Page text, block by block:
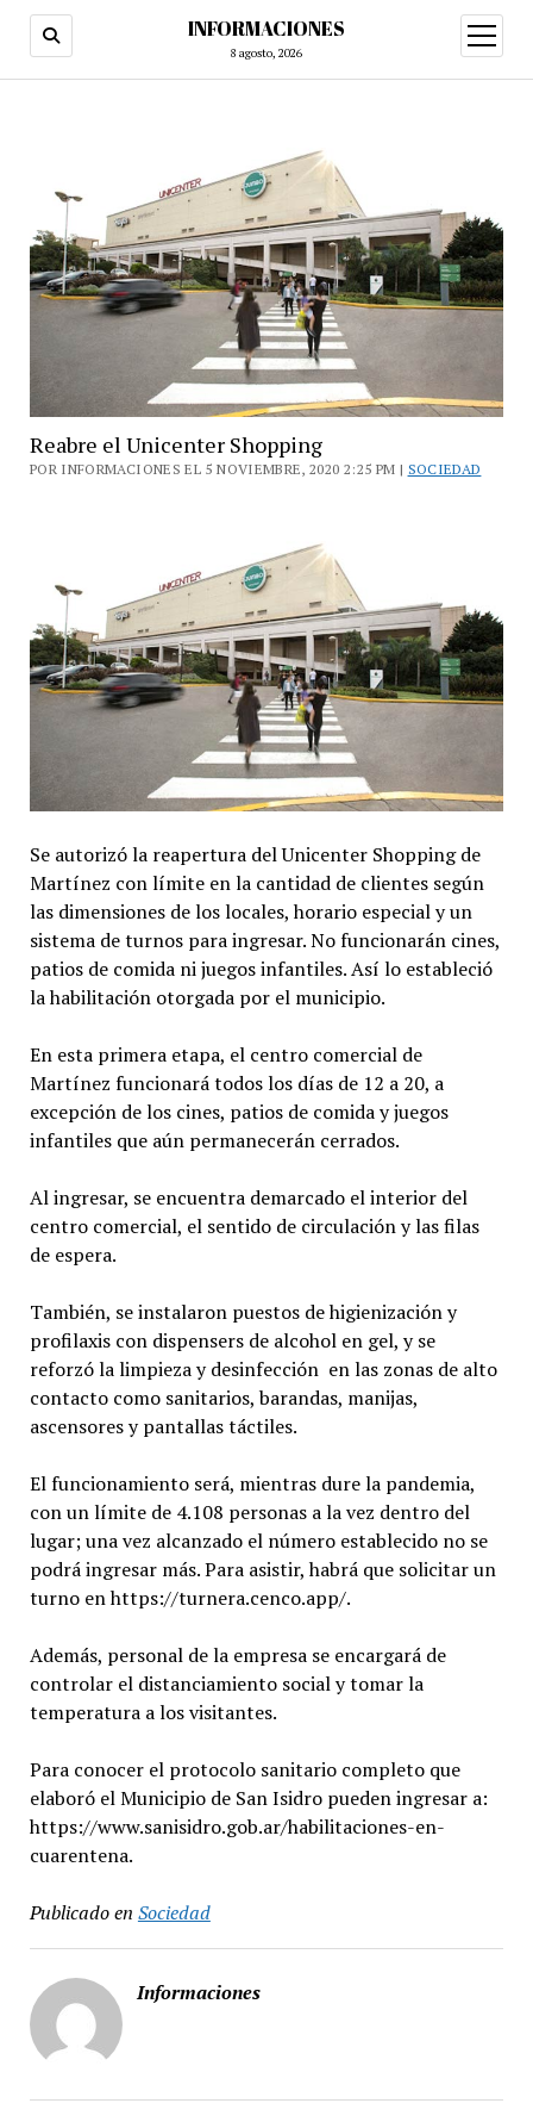
INFORMACIONES
8 agosto, 2026
abrir
menú
Reabre el Unicenter Shopping
POR INFORMACIONES EL 5 NOVIEMBRE, 2020 2:25 PM | SOCIEDAD
Se autorizó la reapertura del Unicenter Shopping de
Martínez con límite en la cantidad de clientes según
las dimensiones de los locales, horario especial y un
sistema de turnos para ingresar. No funcionarán cines,
patios de comida ni juegos infantiles. Así lo estableció
la habilitación otorgada por el municipio.
En esta primera etapa, el centro comercial de
Martínez funcionará todos los días de 12 a 20, a
excepción de los cines, patios de comida y juegos
infantiles que aún permanecerán cerrados.
Al ingresar, se encuentra demarcado el interior del
centro comercial, el sentido de circulación y las filas
de espera.
También, se instalaron puestos de higienización y
profilaxis con dispensers de alcohol en gel, y se
reforzó la limpieza y desinfección en las zonas de alto
contacto como sanitarios, barandas, manijas,
ascensores y pantallas táctiles.
El funcionamiento será, mientras dure la pandemia,
con un límite de 4.108 personas a la vez dentro del
lugar; una vez alcanzado el número establecido no se
podrá ingresar más. Para asistir, habrá que solicitar un
turno en https://turnera.cenco.app/.
Además, personal de la empresa se encargará de
controlar el distanciamiento social y tomar la
temperatura a los visitantes.
Para conocer el protocolo sanitario completo que
elaboró el Municipio de San Isidro pueden ingresar a:
https://www.sanisidro.gob.ar/habilitaciones-en-
cuarentena.
Publicado en Sociedad
Informaciones